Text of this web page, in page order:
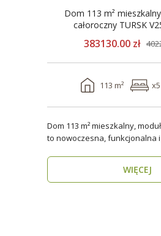
Dom 113 m²
całoroczny TURSK
383130.00 zł
113 m² x5
Dom 113 m² mieszkalny,
to nowoczesna, funkcjonalna
WIĘCEJ